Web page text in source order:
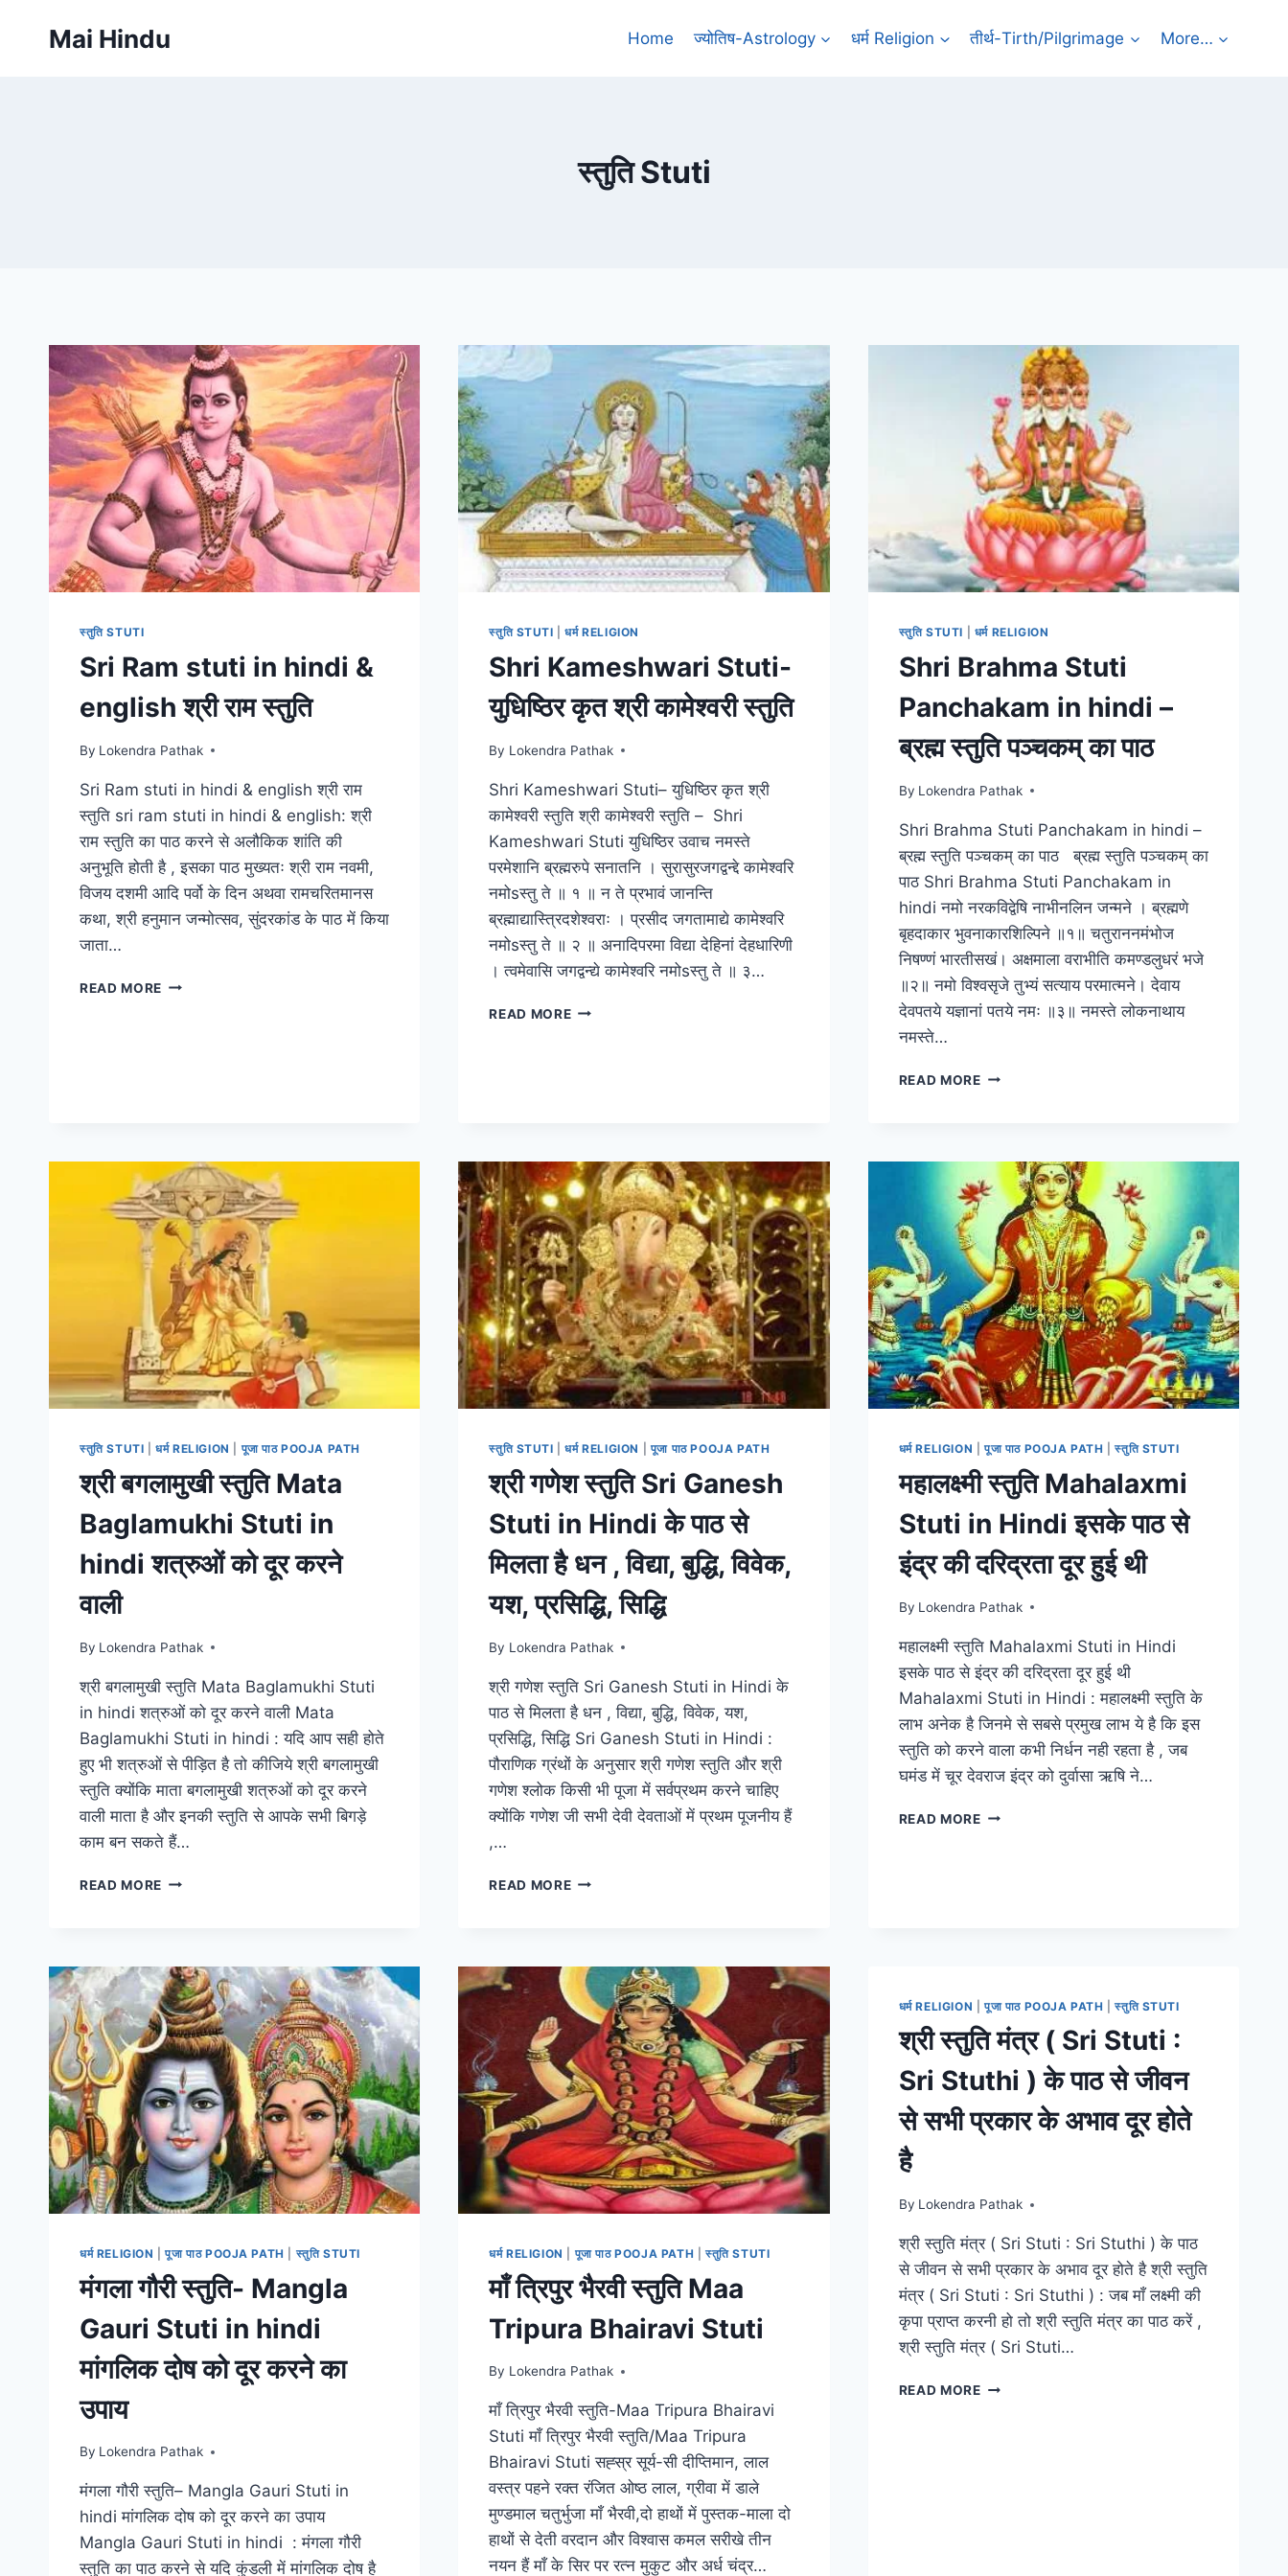
Mai Hindu Home ज्योतिष-Astrology धर्म Religion तीर्थ-Tirth/Pilgrimage More…
स्तुति Stuti
स्तुति STUTI
Sri Ram stuti in hindi &
english श्री राम स्तुति
By Lokendra Pathak
Sri Ram stuti in hindi & english श्री राम
स्तुति sri ram stuti in hindi & english: श्री
राम स्तुति का पाठ करने से अलौकिक शांति की
अनुभूति होती है , इसका पाठ मुख्यतः श्री राम नवमी,
विजय दशमी आदि पर्वो के दिन अथवा रामचरितमानस
कथा, श्री हनुमान जन्मोत्सव, सुंदरकांड के पाठ में किया
जाता…
READ MORE SRI
स्तुति
स्तुति STUTI |धर्म RELIGION
Shri Kameshwari Stuti-
युधिष्ठिर कृत श्री कामेश्वरी स्तुति
By Lokendra Pathak
Shri Kameshwari Stuti– युधिष्ठिर कृत श्री
कामेश्वरी स्तुति श्री कामेश्वरी स्तुति – Shri
Kameshwari Stuti युधिष्ठिर उवाच नमस्ते
परमेशानि ब्रह्मरुपे सनातनि । सुरासुरजगद्वन्द्दे कामेश्वरि
नमोsस्तु ते ॥ १ ॥ न ते प्रभावं जानन्ति
ब्रह्माद्यास्त्रिदशेश्वराः । प्रसीद जगतामाद्ये कामेश्वरि
नमोsस्तु ते ॥ २ ॥ अनादिपरमा विद्या देहिनां देहधारिणी
। त्वमेवासि जगद्वन्द्ये कामेश्वरि नमोsस्तु ते ॥ ३…
READ MORESHRI
स्तुति STUTI धर्म RELIGION
Shri Brahma Stuti
Panchakam in hindi –
ब्रह्म स्तुति पञ्चकम् का पाठ
By Lokendra Pathak
Shri Brahma Stuti Panchakam in hindi –
ब्रह्म स्तुति पञ्चकम् का पाठ ब्रह्म स्तुति पञ्चकम् का
पाठ Shri Brahma Stuti Panchakam in
hindi नमो नरकविद्वेषि नाभीनलिन जन्मने । ब्रह्मणे
बृहदाकार भुवनाकारशिल्पिने ॥१॥ चतुराननमंभोज
निषण्णं भारतीसखं। अक्षमाला वराभीति कमण्डलुधरं भजे
॥२॥ नमो विश्वसृजे तुभ्यं सत्याय परमात्मने। देवाय
देवपतये यज्ञानां पतये नमः ॥३॥ नमस्ते लोकनाथाय
नमस्ते…
READ MORESHRI
HINDI
–
ब्रह्म
स्तुति
पञ्चकम्
का
पाठ
स्तुति STUTI |धर्म RELIGION पूजा पाठ POOJA PATH
श्री बगलामुखी स्तुति Mata
Baglamukhi Stuti in
hindi शत्रुओं को दूर करने
वाली
By Lokendra Pathak
श्री बगलामुखी स्तुति Mata Baglamukhi Stuti
in hindi शत्रुओं को दूर करने वाली Mata
Baglamukhi Stuti in hindi : यदि आप सही होते
हुए भी शत्रुओं से पीड़ित है तो कीजिये श्री बगलामुखी
स्तुति क्योंकि माता बगलामुखी शत्रुओं को दूर करने
वाली माता है और इनकी स्तुति से आपके सभी बिगड़े
काम बन सकते हैं…
READ MORE श्री
STUTI
IN
HINDI
शत्रुओं
को
दूर
करने
वाली
स्तुति STUTI |धर्म RELIGION पूजा पाठ POOJA PATH
श्री गणेश स्तुति Sri Ganesh
Stuti in Hindi के पाठ से
मिलता है धन , विद्या, बुद्धि, विवेक,
यश, प्रसिद्धि, सिद्धि
By Lokendra Pathak
श्री गणेश स्तुति Sri Ganesh Stuti in Hindi के
पाठ से मिलता है धन , विद्या, बुद्धि, विवेक, यश,
प्रसिद्धि, सिद्धि Sri Ganesh Stuti in Hindi :
पौराणिक ग्रंथों के अनुसार श्री गणेश स्तुति और श्री
गणेश श्लोक किसी भी पूजा में सर्वप्रथम करने चाहिए
क्योंकि गणेश जी सभी देवी देवताओं में प्रथम पूजनीय हैं
,…
READ MOREश्री
STUTI
IN
HINDI के
पाठ
से
मिलता
है
धन
,
विद्या,
बुद्धि,
विवेक,
सिद्धि
धर्म RELIGION पूजा पाठ POOJA PATH |स्तुति STUTI
महालक्ष्मी स्तु‍ति Mahalaxmi
Stuti in Hindi इसके पाठ से
इंद्र की दरिद्रता दूर हुई थी
By Lokendra Pathak
महालक्ष्मी स्तु‍ति Mahalaxmi Stuti in Hindi
इसके पाठ से इंद्र की दरिद्रता दूर हुई थी
Mahalaxmi Stuti in Hindi : महालक्ष्मी स्तु‍ति के
लाभ अनेक है जिनमे से सबसे प्रमुख लाभ ये है कि इस
स्तुति को करने वाला कभी निर्धन नही रहता है , जब
घमंड में चूर देवराज इंद्र को दुर्वासा ऋषि ने…
READ MOREमहालक्ष्मी
की
दरिद्रता
दूर
हुई
थी
धर्म RELIGION |पूजा पाठ POOJA PATH स्तुति STUTI
मंगला गौरी स्तुति- Mangla
Gauri Stuti in hindi
मांगलिक दोष को दूर करने का
उपाय
By Lokendra Pathak
मंगला गौरी स्तुति– Mangla Gauri Stuti in
hindi मांगलिक दोष को दूर करने का उपाय
Mangla Gauri Stuti in hindi : मंगला गौरी
स्तुति का पाठ करने से यदि कुंडली में मांगलिक दोष है
धर्म RELIGION पूजा पाठ POOJA PATH स्तुति STUTI
माँ त्रिपुर भैरवी स्तुति Maa
Tripura Bhairavi Stuti
By Lokendra Pathak
माँ त्रिपुर भैरवी स्तुति-Maa Tripura Bhairavi
Stuti माँ त्रिपुर भैरवी स्तुति/Maa Tripura
Bhairavi Stuti सह्स्र सूर्य-सी दीप्तिमान, लाल
वस्त्र पहने रक्त रंजित ओष्ठ लाल, ग्रीवा में डाले
मुण्डमाल चतुर्भुजा माँ भैरवी,दो हाथों में पुस्तक-माला दो
हाथों से देती वरदान और विश्वास कमल सरीखे तीन
नयन हैं माँ के सिर पर रत्न मुकुट और अर्ध चंद्र…
धर्म RELIGION पूजा पाठ POOJA PATH |स्तुति STUTI
श्री स्तुति मंत्र ( Sri Stuti :
Sri Stuthi ) के पाठ से जीवन
से सभी प्रकार के अभाव दूर होते
है
By Lokendra Pathak
श्री स्तुति मंत्र ( Sri Stuti : Sri Stuthi ) के पाठ
से जीवन से सभी प्रकार के अभाव दूर होते है श्री स्तुति
मंत्र ( Sri Stuti : Sri Stuthi ) : जब माँ लक्ष्मी की
कृपा प्राप्त करनी हो तो श्री स्तुति मंत्र का पाठ करें ,
श्री स्तुति मंत्र ( Sri Stuti…
READ MOREश्री